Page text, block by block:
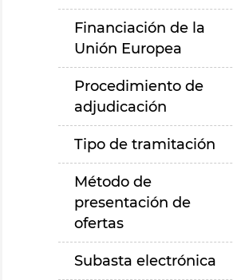
Financiación de la
Unión Europea
Procedimiento de
adjudicación
Tipo de tramitación
Método de
presentación de
ofertas
Subasta electrónica